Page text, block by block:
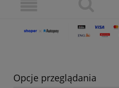
Opcje przeglądania